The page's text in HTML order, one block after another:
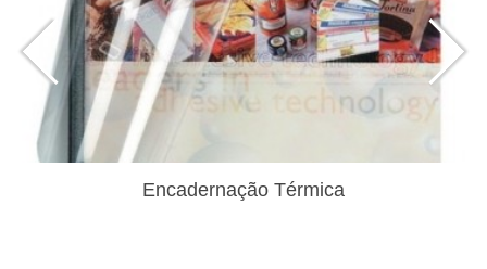
Encadernação Térmica